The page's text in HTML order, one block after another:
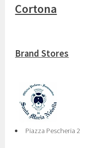
Cortona
Brand Stores
Piazza Pescheria 2